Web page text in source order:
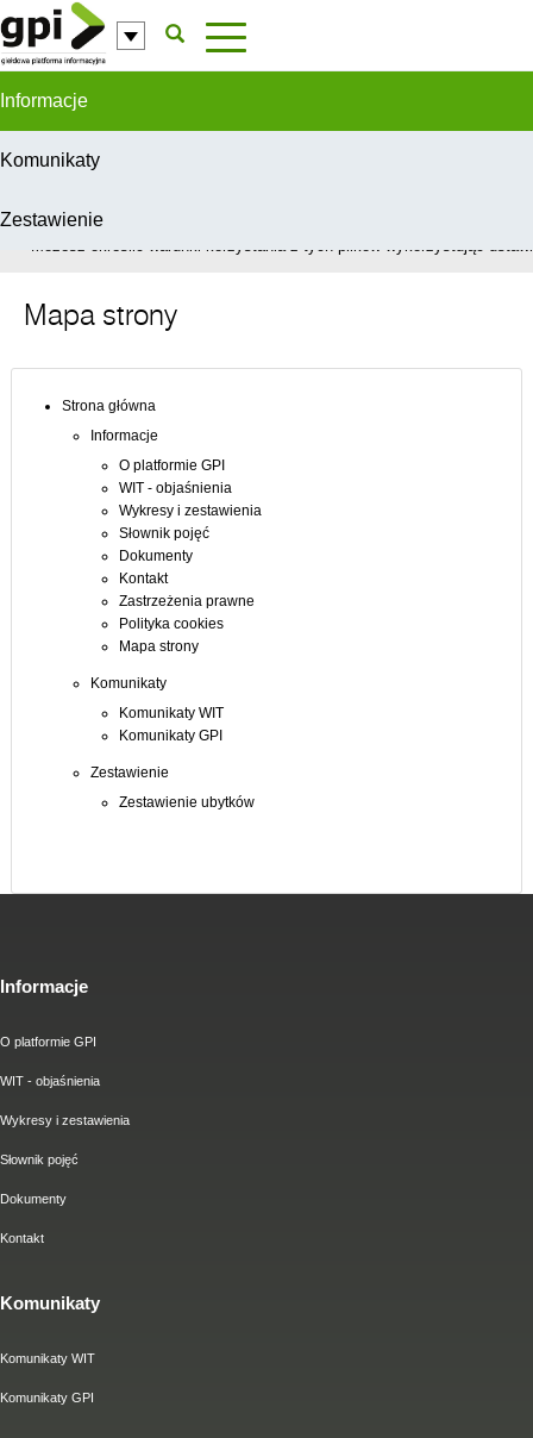
Przejdź do komentarzy
Informacje
Komunikaty
Zestawienie
W celu świadczenia usług na najwyższym poziomie, serwis GPI
Możesz określić warunki korzystania z tych plików wykorzystując
Mapa strony
Strona główna
Informacje
O platformie GPI
WIT - objaśnienia
Wykresy i zestawienia
Słownik pojęć
Dokumenty
Kontakt
Zastrzeżenia prawne
Polityka cookies
Mapa strony
Komunikaty
Komunikaty WIT
Komunikaty GPI
Zestawienie
Zestawienie ubytków
Informacje
O platformie GPI
WIT - objaśnienia
Wykresy i zestawienia
Słownik pojęć
Dokumenty
Kontakt
Komunikaty
Komunikaty WIT
Komunikaty GPI